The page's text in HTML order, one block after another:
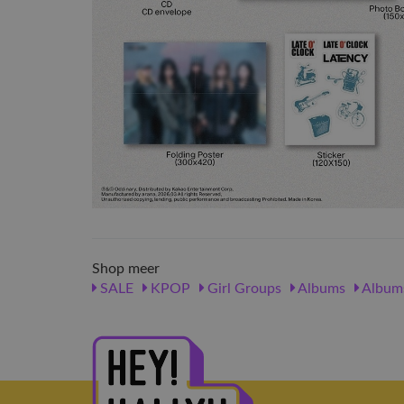
Shop meer
SALE
KPOP Girl Groups Albums